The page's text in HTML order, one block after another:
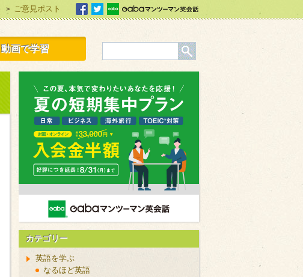
ご意見ポスト facebook
Twitter Gabaマンツーマン英会話
動画で学習
カテゴリー
英語を学ぶ
なるほど英語